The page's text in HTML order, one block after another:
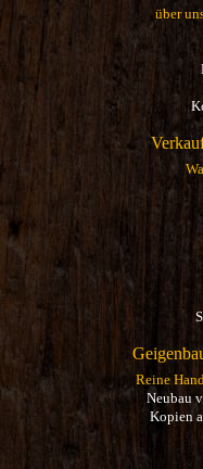
über
Reine
Neubau
Kopien